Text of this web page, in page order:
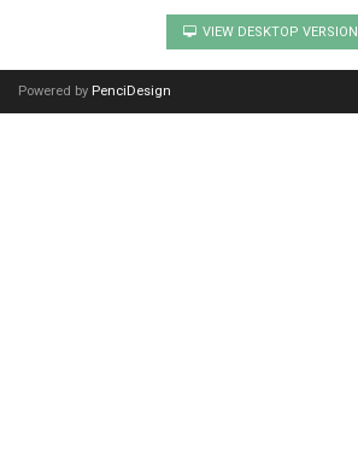
VIEW DESKTOP VERSION
Powered by PenciDesign